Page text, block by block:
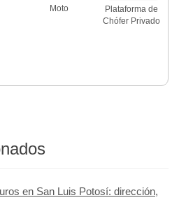
Moto
Plataforma de
Chófer Privado
en San Luis Potosí: dirección,